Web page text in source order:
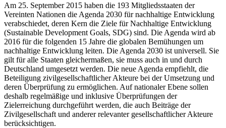
Am 25. September 2015 haben die 193 Mitgliedsstaaten der
Vereinten Nationen die Agenda 2030 für nachhaltige Entwicklung
verabschiedet, deren Kern die Ziele für Nachhaltige Entwicklung
(Sustainable Development Goals, SDG) sind. Die Agenda wird ab
2016 für die folgenden 15 Jahre die globalen Bemühungen um
nachhaltige Entwicklung leiten. Die Agenda 2030 ist universell. Sie
gilt für alle Staaten gleichermaßen, sie muss auch in und durch
Deutschland umgesetzt werden. Die neue Agenda empfiehlt, die
Beteiligung zivilgesellschaftlicher Akteure bei der Umsetzung und
deren Überprüfung zu ermöglichen. Auf nationaler Ebene sollen
deshalb regelmäßige und inklusive Überprüfungen der
Zielerreichung durchgeführt werden, die auch Beiträge der
Zivilgesellschaft und anderer relevanter gesellschaftlicher Akteure
berücksichtigen.